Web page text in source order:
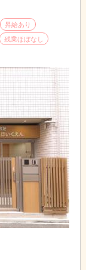
昇給あり
残業ほぼなし